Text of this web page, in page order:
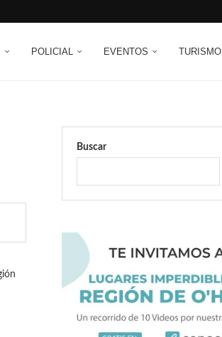
POLICIAL EVENTOS TURISMO
Buscar